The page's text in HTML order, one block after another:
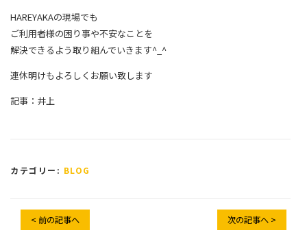
HAREYAKAの現場でも
ご利用者様の困り事や不安なことを
解決できるよう取り組んでいきます^_^
連休明けもよろしくお願い致します
記事：井上
カテゴリー: BLOG
< 前の記事へ 次の記事へ >